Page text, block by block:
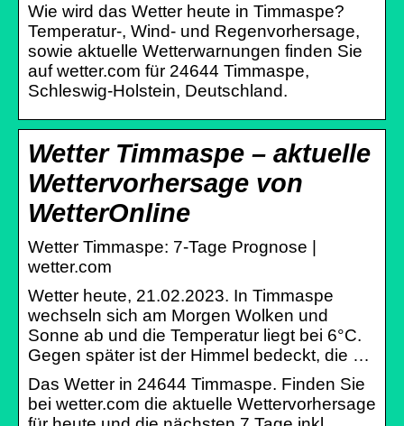
Wie wird das Wetter heute in Timmaspe?
Temperatur-, Wind- und Regenvorhersage,
sowie aktuelle Wetterwarnungen finden Sie
auf wetter.com für 24644 Timmaspe,
Schleswig-Holstein, Deutschland.
Wetter Timmaspe – aktuelle
Wettervorhersage von
WetterOnline
Wetter Timmaspe: 7-Tage Prognose |
wetter.com
Wetter heute, 21.02.2023. In Timmaspe
wechseln sich am Morgen Wolken und
Sonne ab und die Temperatur liegt bei 6°C.
Gegen später ist der Himmel bedeckt, die …
Das Wetter in 24644 Timmaspe. Finden Sie
bei wetter.com die aktuelle Wettervorhersage